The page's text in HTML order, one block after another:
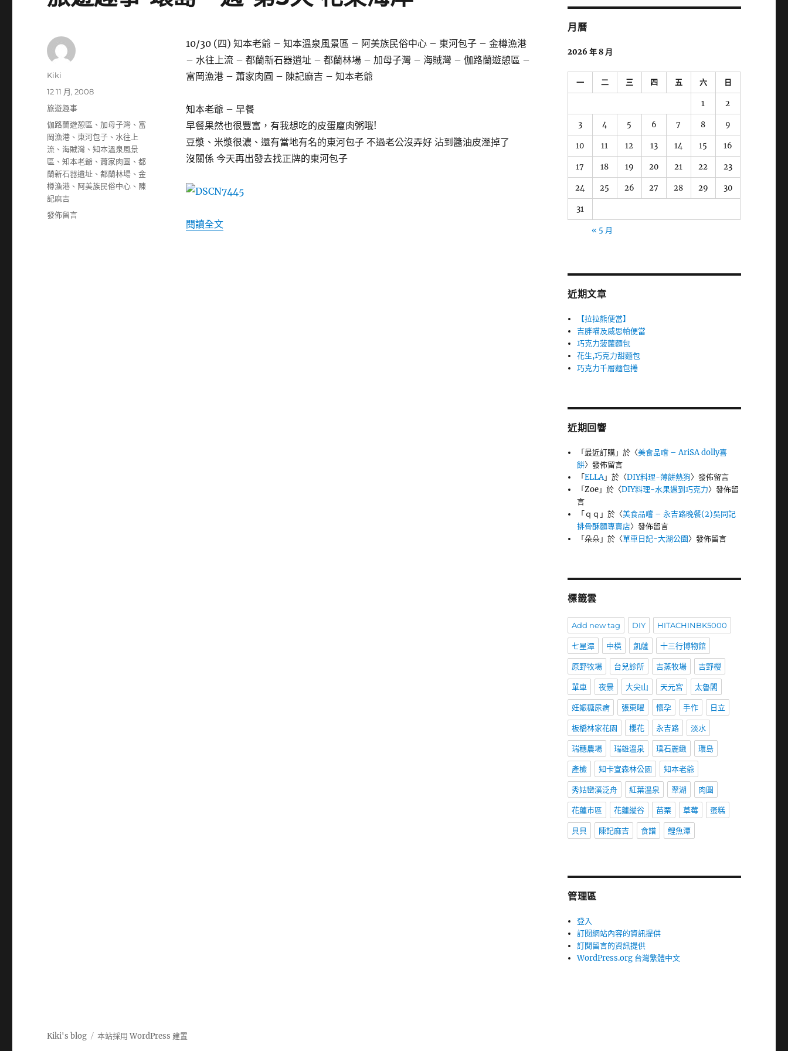
10/30 (四) 知本老爺 – 知本溫泉風景區 – 阿美族民俗中心 – 東河包子 – 金樽漁港
– 水往上流 – 都蘭新石器遺址 – 都蘭林場 – 加母子灣 – 海賊灣 – 伽路蘭遊憩區 –
富岡漁港 – 蕭家肉圓 – 陳記麻吉 – 知本老爺
知本老爺 – 早餐
早餐果然也很豐富，有我想吃的皮蛋廋肉粥哦!
豆漿、米漿很濃、還有當地有名的東河包子 不過老公沒弄好 沾到醬油皮溼掉了
沒關係 今天再出發去找正牌的東河包子
閱讀全文〈旅遊趣事-環島一週-第5天 花東海岸〉
作
Kiki
發
佈
期:
12 11 月, 2008
分
類
旅遊趣事
標
籤
伽路蘭遊憩區 、加母子灣 、 富
岡漁港 、 東河包子 、 水往上
流 、 海賊灣 、知本溫泉風景
區 、知本老爺 、蕭家肉圓 、都
蘭新石器遺址 、都蘭林場 、金
樽漁港 、 阿美族民俗中心 、 陳
記麻吉
在
發佈留言
字:
月曆
2026 年 8 月
一 二 三 四 五 六 日
1 2
3 4 5 6 7 8 9
10 11 12 13 14 15 16
17 18 19 20 21 22 23
24 25 26 27 28 29 30
31
« 5 月
近期文章
【拉拉熊便當】
吉胖喵及威思帕便當
巧克力菠蘿麵包
花生,巧克力甜麵包
巧克力千層麵包捲
近期回響
「最近訂購」於〈美食品嚐 – AriSA dolly喜
餅〉發佈留言
「ELLA」於〈DIY料理-薄餅熱狗〉發佈留言
「Zoe」於〈DIY料理-水果遇到巧克力〉發佈留
言
「ｑｑ 」於〈美食品嚐 – 永吉路晚餐(2)吳同記
排骨酥麵專賣店〉發佈留言
「朵朵」於〈單車日記-大湖公園〉發佈留言
標籤雲
Add new tag DIY HITACHINBK5000
七星潭 中橫 凱薩 十三行博物館
原野牧場 台兒診所 吉蒸牧場 吉野櫻
單車 夜景 大尖山 天元宮 太魯閣
妊娠糖尿病 張東曜 懷孕 手作 日立
板橋林家花園 櫻花 永吉路 淡水
瑞穗農場 瑞雄溫泉 璞石麗緻 環島
產檢 知卡宣森林公園 知本老爺
秀姑巒溪泛舟 紅葉溫泉 翠湖 肉圓
花蓮市區 花蓮縱谷 苗栗 草莓 蛋糕
貝貝 陳記麻吉 食譜 鯉魚潭
管理區
登入
訂閱網站內容的資訊提供
訂閱留言的資訊提供
WordPress.org 台灣繁體中文
Kiki's blog 本站採用 WordPress 建置